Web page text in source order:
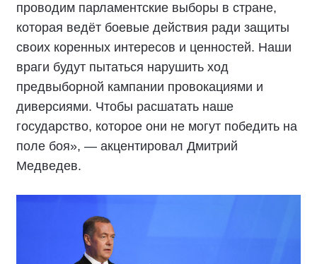
проводим парламентские выборы в стране,
которая ведёт боевые действия ради защиты
своих коренных интересов и ценностей. Наши
враги будут пытаться нарушить ход
предвыборной кампании провокациями и
диверсиями. Чтобы расшатать наше
государство, которое они не могут победить на
поле боя», — акцентировал Дмитрий
Медведев.